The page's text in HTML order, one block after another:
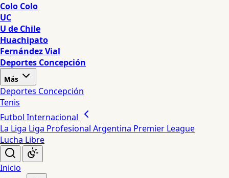
Colo Colo
UC
U de Chile
Huachipato
Fernández Vial
Deportes Concepción
Más
Deportes Concepción
Tenis
Futbol Internacional
La Liga Liga Profesional Argentina Premier League
Lucha Libre
Inicio